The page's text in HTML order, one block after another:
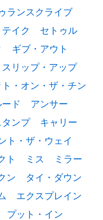
ランスクライブ
テイク
セトゥル
ギブ・アウト
スリップ・アップ
・オン・ザ・チン
ド
アンサー
ンプ
キャリー
ト・ザ・ウェイ
ト ミス
ミラー
ン
タイ・ダウン
エクスプレイン
プット・イン